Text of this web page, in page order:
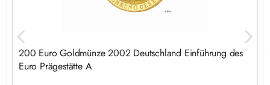
200 Euro Goldmünze 2002 Deutschland Einführung des
Euro Prägestätte A